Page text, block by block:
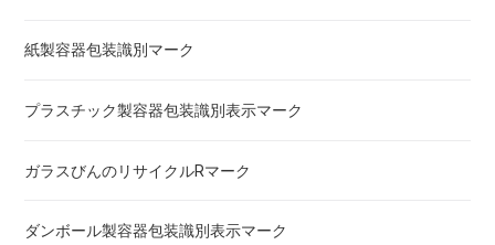
紙製容器包装識別マーク
プラスチック製容器包装識別表示マーク
ガラスびんのリサイクルRマーク
ダンボール製容器包装識別表示マーク